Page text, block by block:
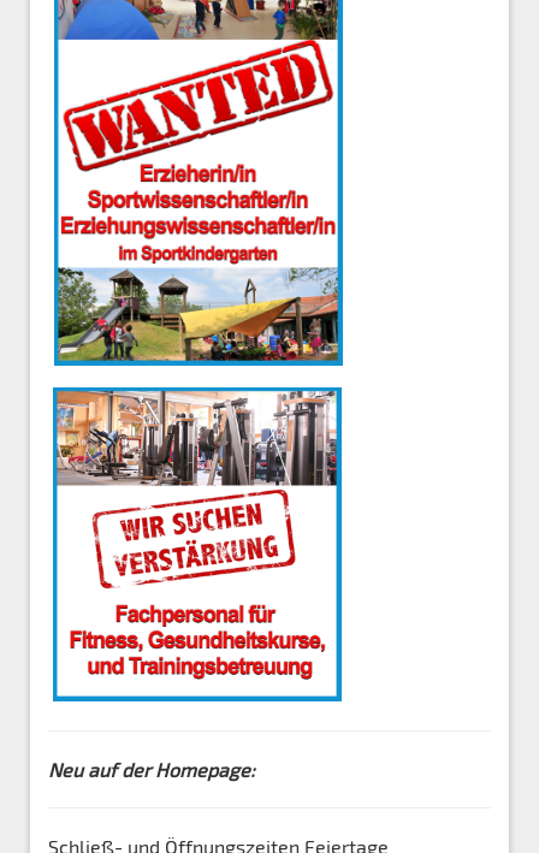
Neu auf der Homepage:
Schließ- und Öffnungszeiten Feiertage